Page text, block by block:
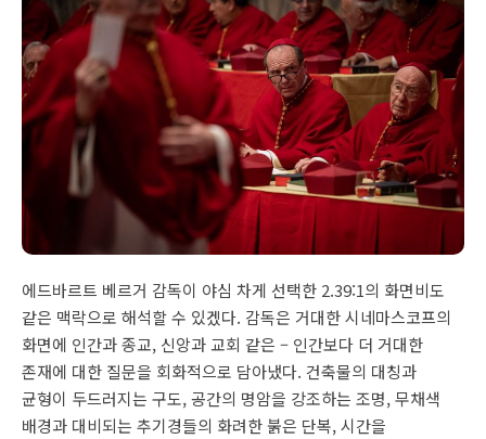
에드바르트 베르거 감독이 야심 차게 선택한 2.39:1의 화면비도
같은 맥락으로 해석할 수 있겠다. 감독은 거대한 시네마스코프의
화면에 인간과 종교, 신앙과 교회 같은 – 인간보다 더 거대한
존재에 대한 질문을 회화적으로 담아냈다. 건축물의 대칭과
균형이 두드러지는 구도, 공간의 명암을 강조하는 조명, 무채색
배경과 대비되는 추기경들의 화려한 붉은 단복, 시간을